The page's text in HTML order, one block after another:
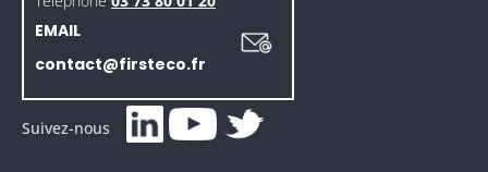
EMAIL
contact@firsteco.fr
Suivez-nous